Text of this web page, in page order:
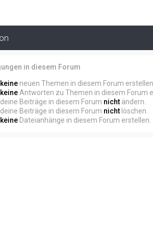
in diesem Forum
keineneuen Themen in diesem Forum erstellen.
keineAntworten zu Themen in diesem Forum
Beiträge in diesem Forum nichtändern.
Beiträge in diesem Forum nichtlöschen.
keineDateianhänge in diesem Forum erstellen.